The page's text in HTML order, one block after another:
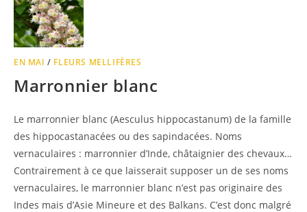
EN MAI / FLEURS MELLIFÈRES
Marronnier blanc
Le marronnier blanc (Aesculus hippocastanum) de la famille
des hippocastanacées ou des sapindacées. Noms
vernaculaires : marronnier d’Inde, châtaignier des chevaux…
Contrairement à ce que laisserait supposer un de ses noms
vernaculaires, le marronnier blanc n’est pas originaire des
Indes mais d’Asie Mineure et des Balkans. C’est donc malgré